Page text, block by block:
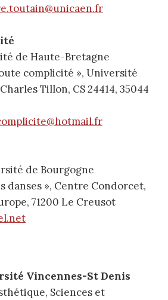
de Haute-Bretagne
complicité », Université
Tillon, CS 24414, 35044
de Bourgogne
danses », Centre Condorcet,
71200 Le Creusot
Vincennes-St Denis
Sciences et